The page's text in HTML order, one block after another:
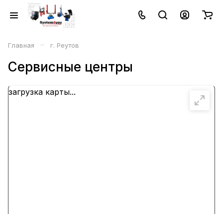
Главная – г. Реутов
Сервисные центры
загрузка карты...